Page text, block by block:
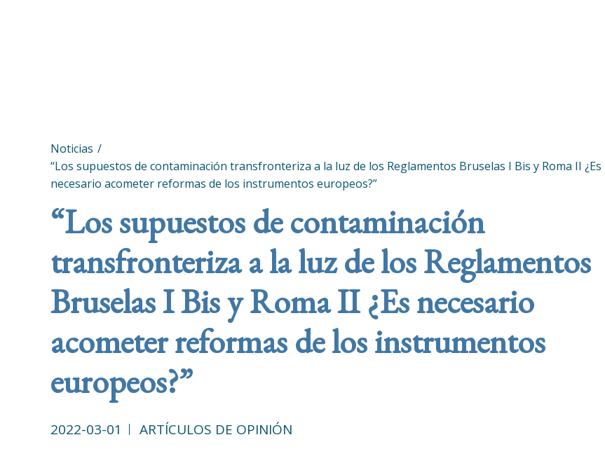
Noticias
“Los supuestos de contaminación transfronteriza a la luz de los Reglamentos Bruselas I Bis y Roma II ¿Es
necesario acometer reformas de los instrumentos europeos?”
“Los supuestos de contaminación
transfronteriza a la luz de los Reglamentos
Bruselas I Bis y Roma II ¿Es necesario
acometer reformas de los instrumentos
europeos?”
2022-03-01 ARTÍCULOS DE OPINIÓN